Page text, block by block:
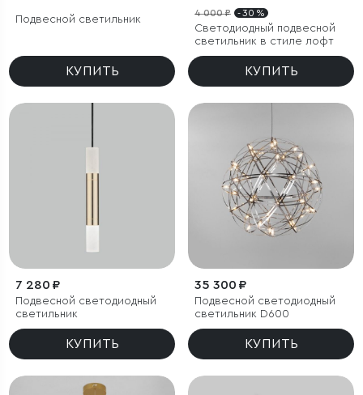
Подвесной светильник
КУПИТЬ
4 000 ₽ - 30 %
Светодиодный подвесной
светильник в стиле лофт
КУПИТЬ
7 280 ₽
Подвесной светодиодный
светильник
КУПИТЬ
35 300 ₽
Подвесной светодиодный
светильник D600
КУПИТЬ